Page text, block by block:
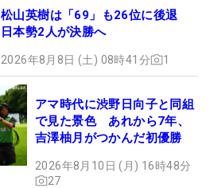
松山英樹は「69」も26位に後退
日本勢2人が決勝へ
2026年8月8日 (土) 08時41分 1
アマ時代に渋野日向子と同組
で見た景色 あれから7年、
吉澤柚月がつかんだ初優勝
2026年8月10日 (月) 16時48分
27